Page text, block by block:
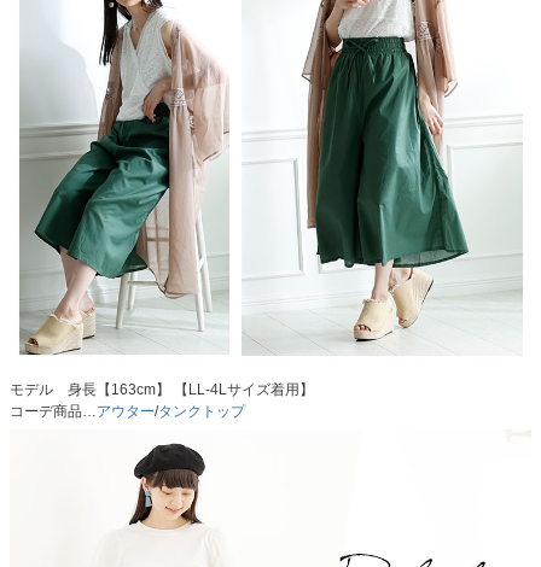
モデル 身長【163cm】 【LL-4Lサイズ着用】
コーデ商品…アウター/タンクトップ